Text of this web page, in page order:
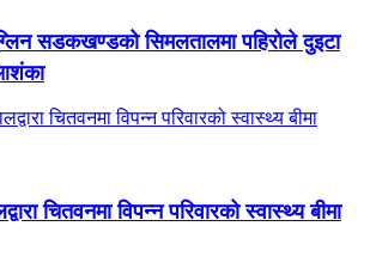
सडकखण्डको सिमलतालमा पहिरोले दुइटा
चितवनमा विपन्न परिवारको स्वास्थ्य बीमा